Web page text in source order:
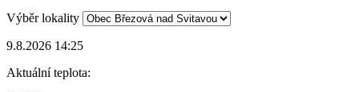
Výběr lokality
9.8.2026 14:25
Aktuální teplota: